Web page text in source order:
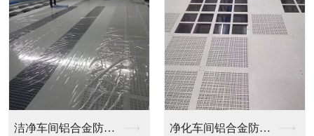
全铝防静电地板